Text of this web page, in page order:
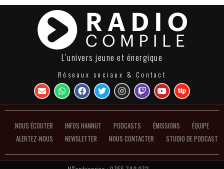
L’univers jeune et énergique
Réseaux sociaux & Contact
NOUS ÉCOUTER INFOS HANNUT PODCASTS ÉMISSIONS
ÉQUIPE
ALERTEZ-NOUS
NEWSLETTER NOUS CONTACTER STUDIO DE PODCAST